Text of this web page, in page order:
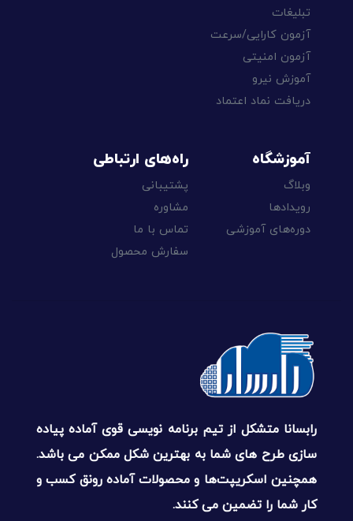
تبلیغات
آزمون کارایی/سرعت
آزمون امنیتی
آموزش نیرو
دریافت نماد اعتماد
آموزشگاه
وبلاگ
رویدادها
دوره‌های آموزشی
راه‌های ارتباطی
پشتیبانی
مشاوره
تماس با ما
سفارش محصول
رابسانا متشکل از تیم برنامه نویسی قوی آماده پیاده
سازی طرح های شما به بهترین شکل ممکن می باشد.
همچنین اسکریپت‌ها و محصولات آماده رونق کسب و
کار شما را تضمین می کنند.